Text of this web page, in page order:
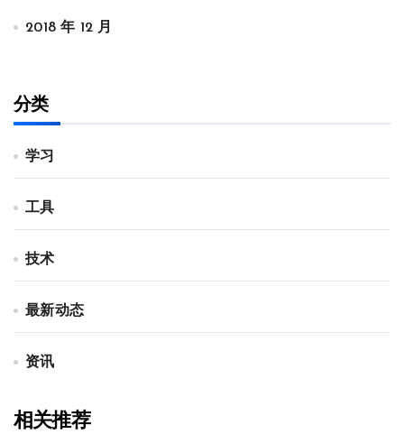
2018 年 12 月
分类
学习
工具
技术
最新动态
资讯
相关推荐